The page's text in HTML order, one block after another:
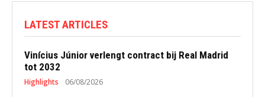
LATEST ARTICLES
Vinícius Júnior verlengt contract bij Real Madrid
tot 2032
Highlights 06/08/2026